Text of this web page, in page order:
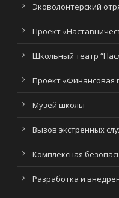
Эковолонтерский
Проект
Школьный театр
Проект «Финансовая
Музей школы
Вызов экстренных
Комплексная
Разработка и